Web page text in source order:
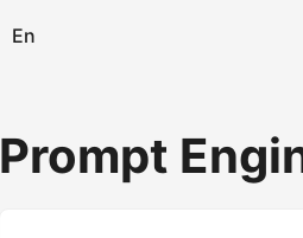
En
Prompt